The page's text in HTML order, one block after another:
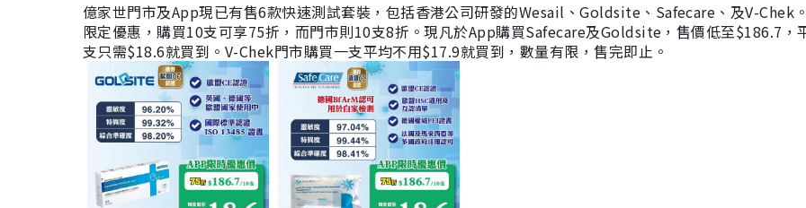
億家世門市及App現已有售6款快速測試套裝，包括香港公司研發的Wesail、Goldsite、Safecare、及V-Chek
限定優惠，購買10支可享75折，而門市則10支8折。現凡於App購買Safecare及Goldsite，售價低至$186.7，
支只需$18.6就買到。V-Chek門市購買一支平均不用$17.9就買到，數量有限，售完即止。